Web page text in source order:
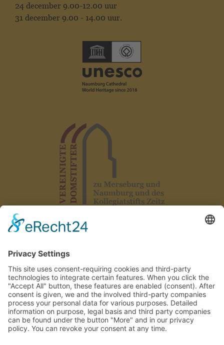
24 december 9.00-12.00 uur
31 december 9.00 - 14.00 uur.
Afdruk|Gegevensbescherming|Verklaring over toegankelijkheid